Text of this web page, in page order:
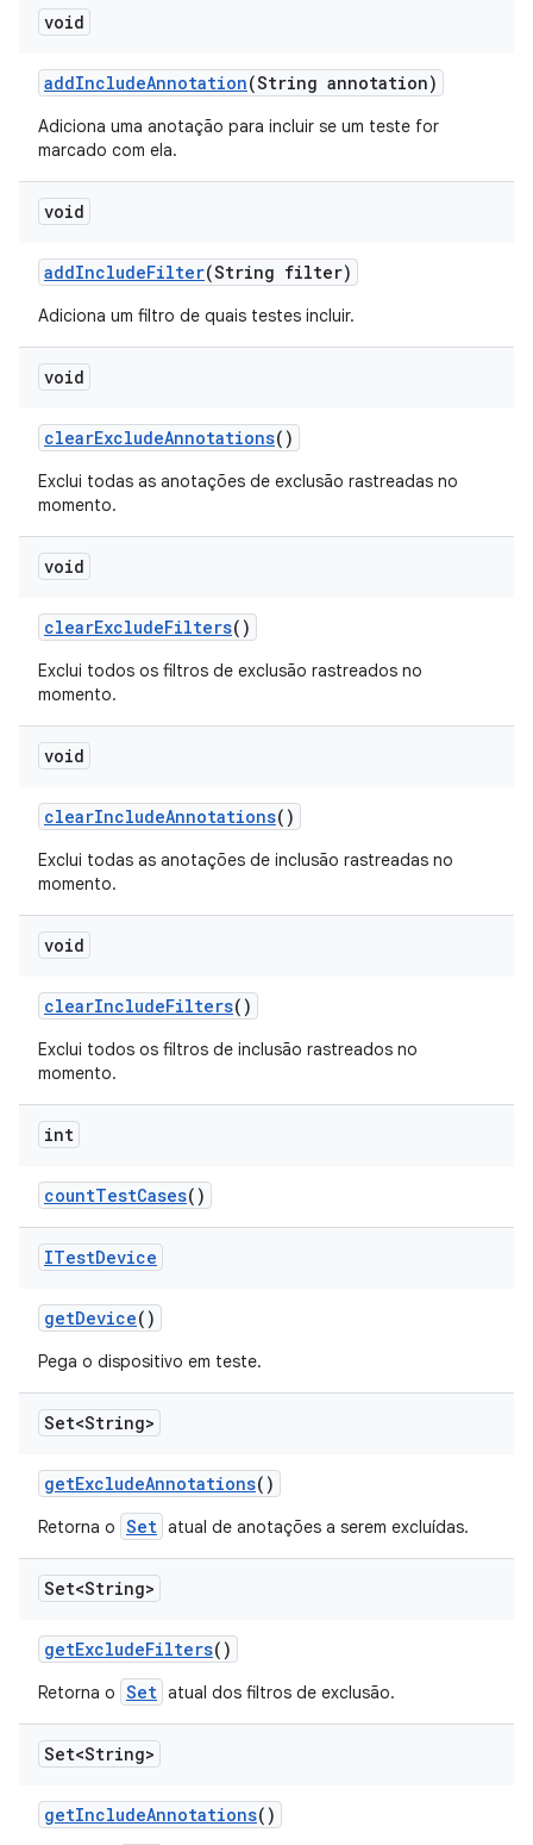
void
addIncludeAnnotation(String annotation)
Adiciona uma anotação para incluir se um teste for
marcado com ela.
void
addIncludeFilter(String filter)
Adiciona um filtro de quais testes incluir.
void
clearExcludeAnnotations()
Exclui todas as anotações de exclusão rastreadas no
momento.
void
clearExcludeFilters()
Exclui todos os filtros de exclusão rastreados no
momento.
void
clearIncludeAnnotations()
Exclui todas as anotações de inclusão rastreadas no
momento.
void
clearIncludeFilters()
Exclui todos os filtros de inclusão rastreados no
momento.
int
countTestCases()
ITestDevice
getDevice()
Pega o dispositivo em teste.
Set<String>
getExcludeAnnotations()
Retorna o Set atual de anotações a serem excluídas.
Set<String>
getExcludeFilters()
Retorna o Set atual dos filtros de exclusão.
Set<String>
getIncludeAnnotations()